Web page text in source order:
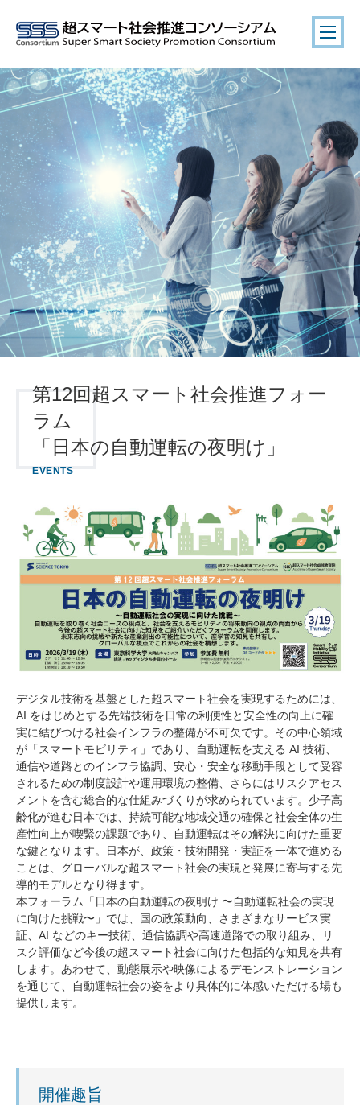
第12回超スマート社会推進フォー
ラム
「日本の自動運転の夜明け」
EVENTS
デジタル技術を基盤とした超スマート社会を実現するためには、
AI をはじめとする先端技術を⽇常の利便性と安全性の向上に確
実に結びつける社会インフラの整備が不可⽋です。その中⼼領域
が「スマートモビリティ」であり、⾃動運転を⽀える AI 技術、
通信や道路とのインフラ協調、安⼼・安全な移動⼿段として受容
されるための制度設計や運⽤環境の整備、さらにはリスクアセス
メントを含む総合的な仕組みづくりが求められています。少⼦⾼
齢化が進む⽇本では、持続可能な地域交通の確保と社会全体の⽣
産性向上が喫緊の課題であり、⾃動運転はその解決に向けた重要
な鍵となります。⽇本が、政策・技術開発・実証を⼀体で進める
ことは、グローバルな超スマート社会の実現と発展に寄与する先
導的モデルとなり得ます。
本フォーラム「⽇本の⾃動運転の夜明け 〜⾃動運転社会の実現
に向けた挑戦〜」では、国の政策動向、さまざまなサービス実
証、AI などのキー技術、通信協調や⾼速道路での取り組み、リ
スク評価など今後の超スマート社会に向けた包括的な知⾒を共有
します。あわせて、動態展⽰や映像によるデモンストレーション
を通じて、⾃動運転社会の姿をより具体的に体感いただける場も
提供します。
開催趣旨